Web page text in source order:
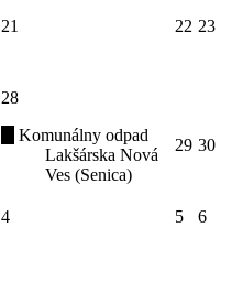
21 22 23
28
Komunálny odpad
Lakšárska Nová
Ves (Senica)
29 30
4 5
6